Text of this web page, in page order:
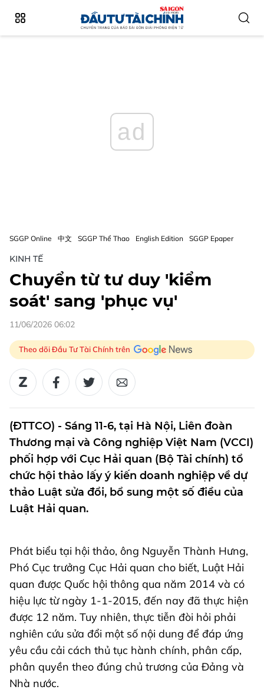
ad
SGGP Online 中文 SGGP Thể Thao English Edition SGGP Epaper
KINH TẾ
Chuyển từ tư duy 'kiểm
soát' sang 'phục vụ'
11/06/2026 06:02
Theo dõi Đầu Tư Tài Chính trên
(ĐTTCO) - Sáng 11-6, tại Hà Nội, Liên đoàn
Thương mại và Công nghiệp Việt Nam (VCCI)
phối hợp với Cục Hải quan (Bộ Tài chính) tổ
chức hội thảo lấy ý kiến doanh nghiệp về dự
thảo Luật sửa đổi, bổ sung một số điều của
Luật Hải quan.
Phát biểu tại hội thảo, ông Nguyễn Thành Hưng,
Phó Cục trưởng Cục Hải quan cho biết, Luật Hải
quan được Quốc hội thông qua năm 2014 và có
hiệu lực từ ngày 1-1-2015, đến nay đã thực hiện
được 12 năm. Tuy nhiên, thực tiễn đòi hỏi phải
nghiên cứu sửa đổi một số nội dung để đáp ứng
yêu cầu cải cách thủ tục hành chính, phân cấp,
phân quyền theo đúng chủ trương của Đảng và
Nhà nước.